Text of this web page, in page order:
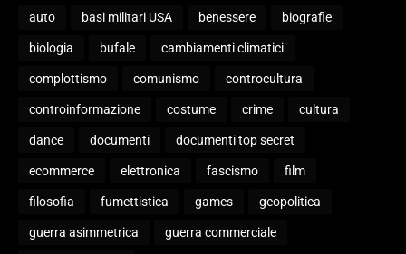
auto basi militari USA benessere biografie
biologia bufale cambiamenti climatici
complottismo comunismo controcultura
controinformazione costume crime cultura
dance documenti documenti top secret
ecommerce elettronica fascismo film
filosofia fumettistica games geopolitica
guerra asimmetrica guerra commerciale